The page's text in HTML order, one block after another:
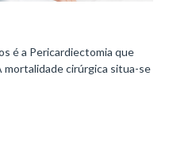
é a Pericardiectomia que
mortalidade cirúrgica situa-se